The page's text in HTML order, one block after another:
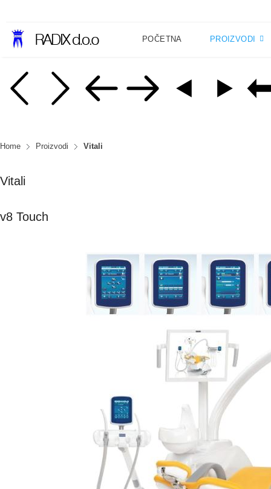
POČETNA PROIZVODI
Home Proizvodi Vitali
Vitali
v8 Touch